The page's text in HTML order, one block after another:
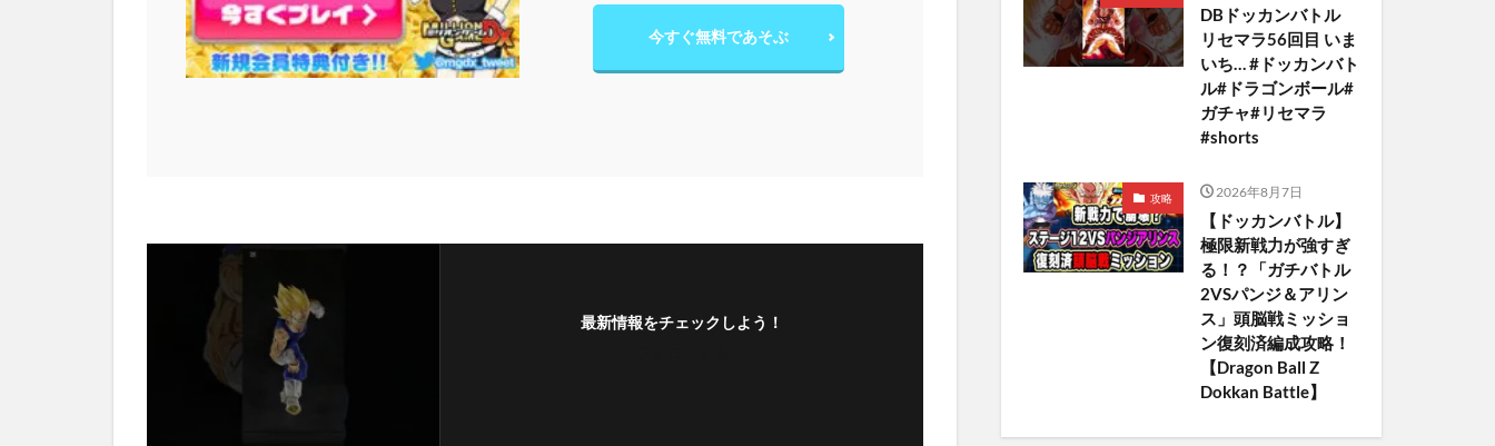
今すぐ無料であそぶ
最新情報をチェックしよう！
DBドッカンバトル
リセマラ56回目 いま
いち… #ドッカンバト
ル#ドラゴンボール#
ガチャ#リセマラ
#shorts
攻略 2026年8月7日
【ドッカンバトル】
極限新戦力が強すぎ
る！？「ガチバトル
2VSパンジ＆アリン
ス」頭脳戦ミッショ
ン復刻済編成攻略！
【Dragon Ball Z
Dokkan Battle】